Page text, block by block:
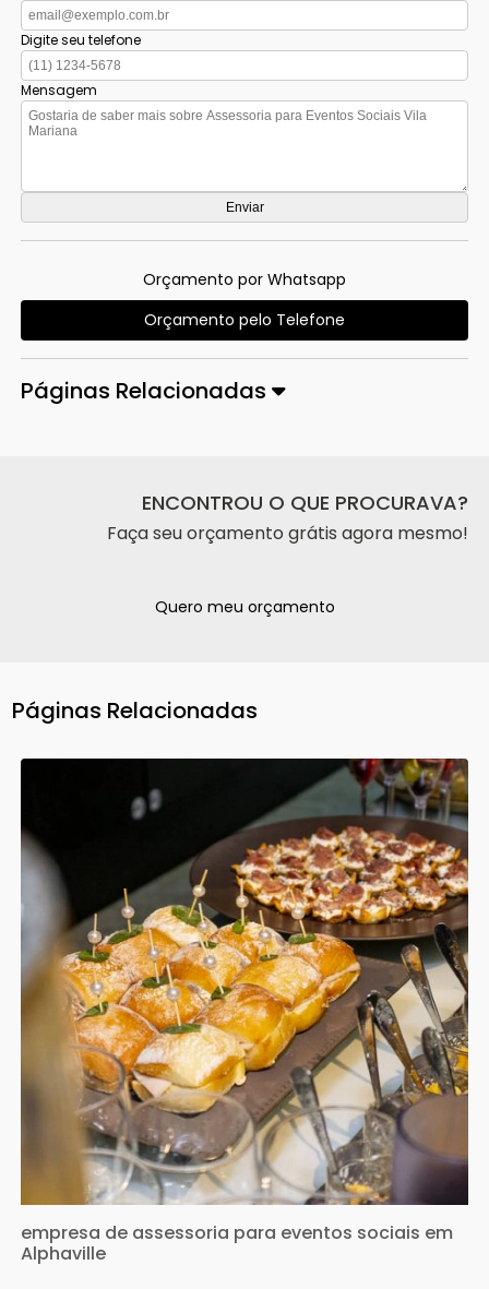
Digite seu telefone
Mensagem
Orçamento por Whatsapp
Orçamento pelo Telefone
Páginas Relacionadas
ENCONTROU O QUE PROCURAVA?
Faça seu orçamento grátis agora mesmo!
Quero meu orçamento
Páginas Relacionadas
empresa de assessoria para eventos sociais em
Alphaville